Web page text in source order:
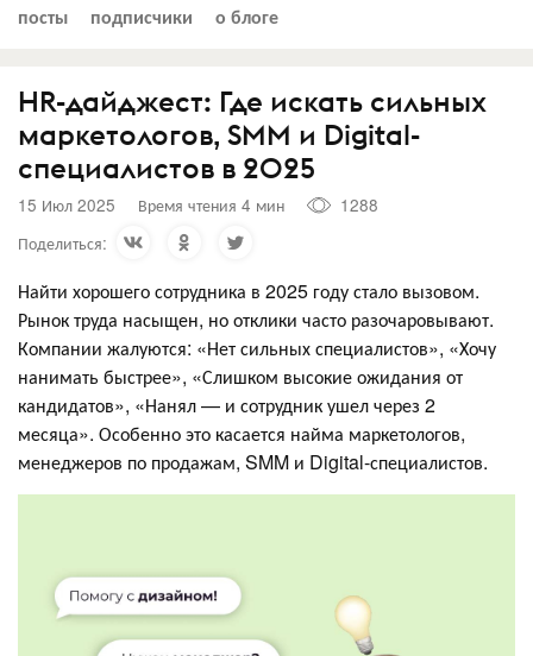
посты подписчики о блоге
HR-дайджест: Где искать сильных
маркетологов, SMM и Digital-
специалистов в 2025
15 Июл 2025 Время чтения 4 мин
1288
Поделиться:
Найти хорошего сотрудника в 2025 году стало вызовом.
Рынок труда насыщен, но отклики часто разочаровывают.
Компании жалуются: «Нет сильных специалистов», «Хочу
нанимать быстрее», «Слишком высокие ожидания от
кандидатов», «Нанял — и сотрудник ушел через 2
месяца». Особенно это касается найма маркетологов,
менеджеров по продажам, SMM и Digital-специалистов.